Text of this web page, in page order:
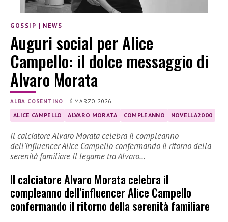
GOSSIP | NEWS
Auguri social per Alice
Campello: il dolce messaggio di
Alvaro Morata
ALBA COSENTINO | 6 MARZO 2026
ALICE CAMPELLO ALVARO MORATA COMPLEANNO NOVELLA2000
Il calciatore Alvaro Morata celebra il compleanno
dell’influencer Alice Campello confermando il ritorno della
serenità familiare Il legame tra Alvaro…
Il calciatore Alvaro Morata celebra il
compleanno dell’influencer Alice Campello
confermando il ritorno della serenità familiare